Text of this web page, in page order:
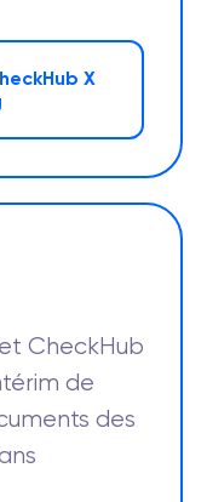
X
CheckHub
de
des